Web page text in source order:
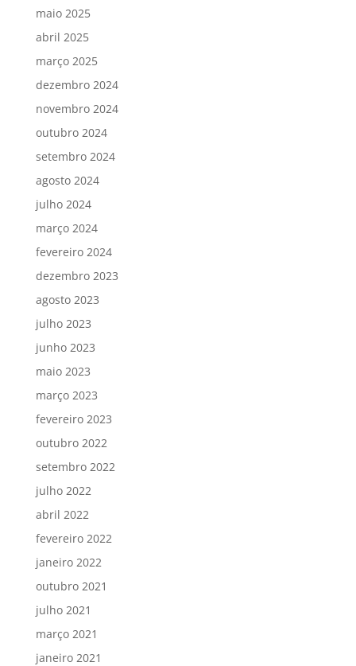
maio 2025
abril 2025
março 2025
dezembro 2024
novembro 2024
outubro 2024
setembro 2024
agosto 2024
julho 2024
março 2024
fevereiro 2024
dezembro 2023
agosto 2023
julho 2023
junho 2023
maio 2023
março 2023
fevereiro 2023
outubro 2022
setembro 2022
julho 2022
abril 2022
fevereiro 2022
janeiro 2022
outubro 2021
julho 2021
março 2021
janeiro 2021